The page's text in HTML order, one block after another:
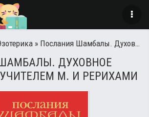
» Послания Шамбалы. Духовное Общение с Учителем М. и Рерихами
ДУХОВНОЕ
М. И РЕРИХАМИ